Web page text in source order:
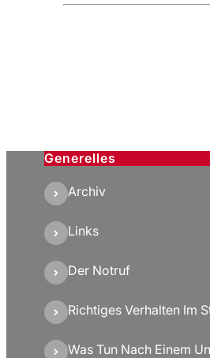
Generelles
Archiv
Links
Der Notruf
Richtiges Verhalten Im
Was Tun Nach Einem